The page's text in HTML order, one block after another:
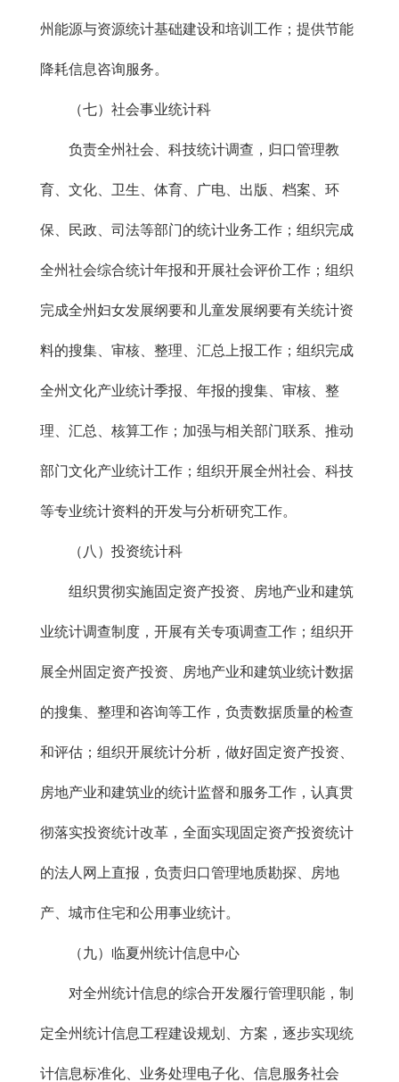
州能源与资源统计基础建设和培训工作；提供节能
降耗信息咨询服务。
（七）社会事业统计科
负责全州社会、科技统计调查，归口管理教
育、文化、卫生、体育、广电、出版、档案、环
保、民政、司法等部门的统计业务工作；组织完成
全州社会综合统计年报和开展社会评价工作；组织
完成全州妇女发展纲要和儿童发展纲要有关统计资
料的搜集、审核、整理、汇总上报工作；组织完成
全州文化产业统计季报、年报的搜集、审核、整
理、汇总、核算工作；加强与相关部门联系、推动
部门文化产业统计工作；组织开展全州社会、科技
等专业统计资料的开发与分析研究工作。
（八）投资统计科
组织贯彻实施固定资产投资、房地产业和建筑
业统计调查制度，开展有关专项调查工作；组织开
展全州固定资产投资、房地产业和建筑业统计数据
的搜集、整理和咨询等工作，负责数据质量的检查
和评估；组织开展统计分析，做好固定资产投资、
房地产业和建筑业的统计监督和服务工作，认真贯
彻落实投资统计改革，全面实现固定资产投资统计
的法人网上直报，负责归口管理地质勘探、房地
产、城市住宅和公用事业统计。
（九）临夏州统计信息中心
对全州统计信息的综合开发履行管理职能，制
定全州统计信息工程建设规划、方案，逐步实现统
计信息标准化、业务处理电子化、信息服务社会